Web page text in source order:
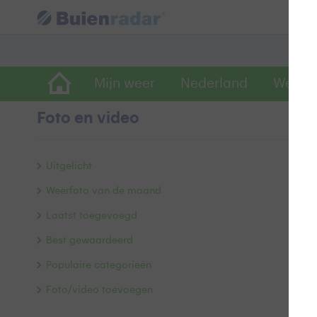
Mijn weer Nederland
Foto en video
Uitgelicht
Weerfoto van de maand
Laatst toegevoegd
Best gewaardeerd
Populaire categorieën
Foto/video toevoegen